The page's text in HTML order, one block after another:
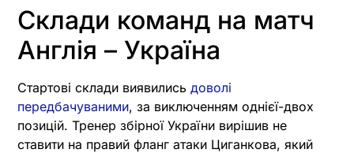
Склади команд на матч
Англія – Україна
Стартові склади виявились доволі
передбачуваними, за виключенням однієї-двох
позицій. Тренер збірної України вирішив не
ставити на правий фланг атаки Циганкова, який